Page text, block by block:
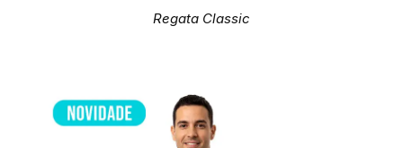
Regata Classic